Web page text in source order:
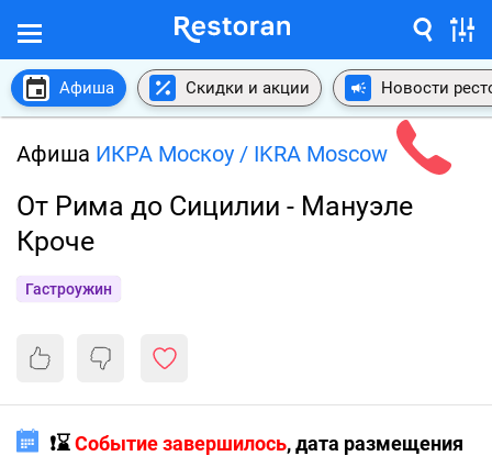
Афиша Скидки и акции Новости
Афиша ИКРА Москоу / IKRA Moscow
От Рима до Сицилии - Мануэле
Кроче
Гастроужин
❗️⌛️Событие завершилось, дата размещения